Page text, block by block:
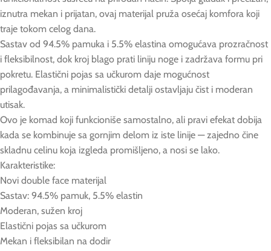
iznutra mekan i prijatan, ovaj materijal pruža osećaj komfora koji
traje tokom celog dana.
Sastav od 94.5% pamuka i 5.5% elastina omogućava prozračnost
i fleksibilnost, dok kroj blago prati liniju noge i zadržava formu pri
pokretu. Elastični pojas sa učkurom daje mogućnost
prilagođavanja, a minimalistički detalji ostavljaju čist i moderan
utisak.
Ovo je komad koji funkcioniše samostalno, ali pravi efekat dobija
kada se kombinuje sa gornjim delom iz iste linije — zajedno čine
skladnu celinu koja izgleda promišljeno, a nosi se lako.
Karakteristike:
Novi double face materijal
Sastav: 94.5% pamuk, 5.5% elastin
Moderan, sužen kroj
Elastični pojas sa učkurom
Mekan i fleksibilan na dodir